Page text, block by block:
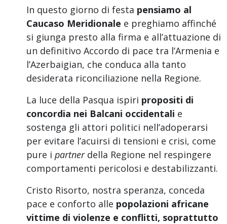
In questo giorno di festa pensiamo al
Caucaso Meridionale e preghiamo affinché
si giunga presto alla firma e all’attuazione di
un definitivo Accordo di pace tra l’Armenia e
l’Azerbaigian, che conduca alla tanto
desiderata riconciliazione nella Regione.
La luce della Pasqua ispiri propositi di
concordia nei Balcani occidentali e
sostenga gli attori politici nell’adoperarsi
per evitare l’acuirsi di tensioni e crisi, come
pure i partnerdella Regione nel respingere
comportamenti pericolosi e destabilizzanti.
Cristo Risorto, nostra speranza, conceda
pace e conforto alle popolazioni africane
vittime di violenze e conflitti, soprattutto